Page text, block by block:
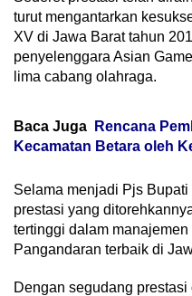
turut mengantarkan
XV di Jawa Barat tahun
penyelenggara Asian
lima cabang olahraga.
Baca Juga
Rencana
Kecamatan Betara oleh
Selama menjadi Pjs
prestasi yang
tertinggi dalam
Pangandaran terbaik di
Dengan segudang